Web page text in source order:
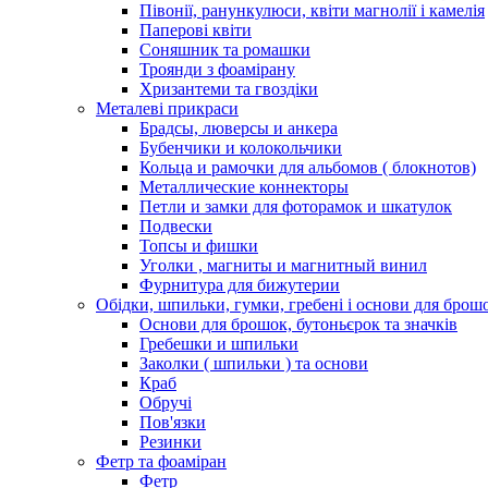
Півонії, ранункулюси, квіти магнолії і камелія
Паперові квіти
Соняшник та ромашки
Троянди з фоамірану
Хризантеми та гвоздіки
Металеві прикраси
Брадсы, люверсы и анкера
Бубенчики и колокольчики
Кольца и рамочки для альбомов ( блокнотов)
Металлические коннекторы
Петли и замки для фоторамок и шкатулок
Подвески
Топсы и фишки
Уголки , магниты и магнитный винил
Фурнитура для бижутерии
Обідки, шпильки, гумки, гребені і основи для
Основи для брошок, бутоньєрок та значків
Гребешки и шпильки
Заколки ( шпильки ) та основи
Краб
Обручі
Пов'язки
Резинки
Фетр та фоаміран
Фетр